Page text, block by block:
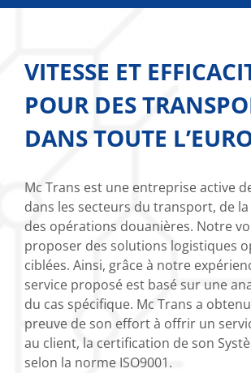
VITESSE ET
POUR DES
DANS TOUTE
Mc Trans est une entreprise active
dans les secteurs du transport, de
des opérations douanières. Notre
proposer des solutions logistiques
ciblées. Ainsi, grâce à notre
service proposé est basé sur une
du cas spécifique. Mc Trans a
preuve de son effort à offrir un
au client, la certification de son
selon la norme ISO9001.